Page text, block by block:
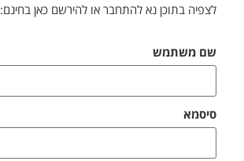
לצפיה בתוכן נא להתחבר או להירשם כאן בחינם:
שם משתמש
סיסמא